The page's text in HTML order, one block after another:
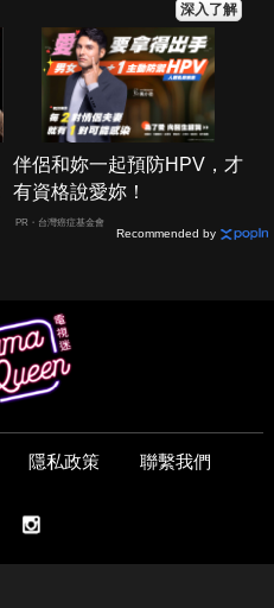
深入了解
伴侶和妳一起預防HPV，才
有資格說愛妳！
PR・台灣癌症基金會
Recommended by
隱私政策 聯繫我們